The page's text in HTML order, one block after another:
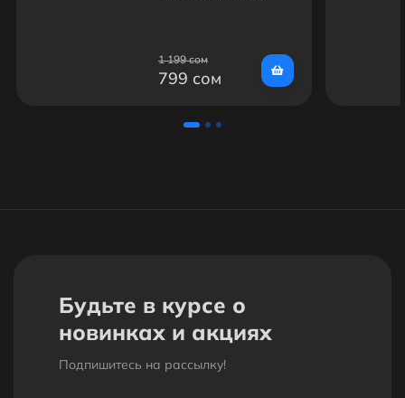
1 199 сом
799 сом
Будьте в курсе о
новинках и акциях
Подпишитесь на рассылкy!